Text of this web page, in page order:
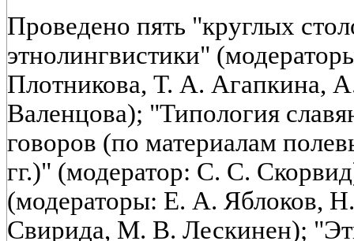
Проведено пять "круглых
этнолингвистики"
Плотникова, Т. А. Агапкина,
Валенцова); "Типология
говоров (по материалам
гг.)" (модератор: С. С.
(модераторы: Е. А. Яблоков,
Свирида, М. В. Лескинен);